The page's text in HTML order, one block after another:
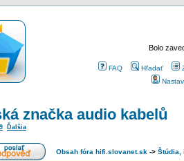
Bolo
FAQ Hľadať
značka audio kabelů
Ďalšia
Obsah fóra hifi.slovanet.sk -> Štúdia,